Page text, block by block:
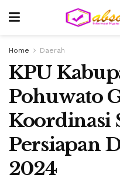
Home Daerah
KPU
Pohuwato
Koordinasi
Persiapan
2024